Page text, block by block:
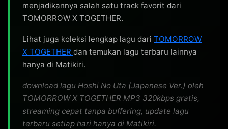
menjadikannya salah satu track favorit dari
TOMORROW X TOGETHER.
Lihat juga koleksi lengkap lagu dari TOMORROW
X TOGETHER dan temukan lagu terbaru lainnya
hanya di Matikiri.
download lagu Hoshi No Uta (Japanese Ver.) oleh
TOMORROW X TOGETHER MP3 320kbps gratis,
streaming cepat tanpa buffering, update lagu
terbaru setiap hari hanya di Matikiri.